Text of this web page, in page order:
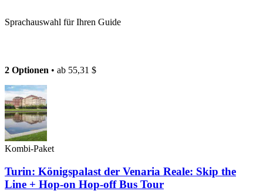
Sprachauswahl für Ihren Guide
2 Optionen • ab 55,31 $
Kombi-Paket
Turin: Königspalast der Venaria Reale: Skip the
Line + Hop-on Hop-off Bus Tour